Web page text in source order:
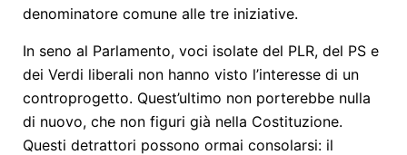
denominatore comune alle tre iniziative.
In seno al Parlamento, voci isolate del PLR, del PS e
dei Verdi liberali non hanno visto l’interesse di un
controprogetto. Quest’ultimo non porterebbe nulla
di nuovo, che non figuri già nella Costituzione.
Questi detrattori possono ormai consolarsi: il